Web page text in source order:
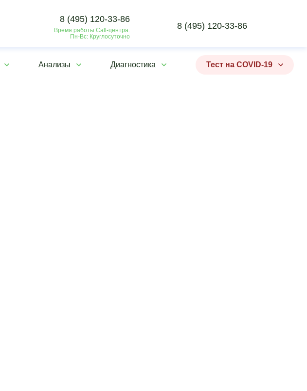
8 (495) 120-33-86
Время работы Call-центра:
Пн-Вс: Круглосуточно
8 (495) 120-33-86
Анализы Диагностика Тест на COVID-19